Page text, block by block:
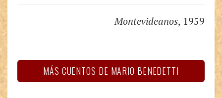
Montevideanos, 1959
MÁS CUENTOS DE MARIO BENEDETTI